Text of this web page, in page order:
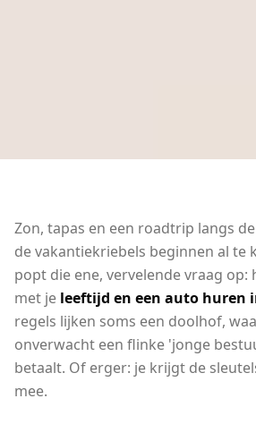
Zon, tapas en een roadtrip langs
de vakantiekriebels beginnen al te
popt die ene, vervelende vraag op:
met je leeftijd en een auto huren
regels lijken soms een doolhof,
onverwacht een flinke 'jonge
betaalt. Of erger: je krijgt de
mee.